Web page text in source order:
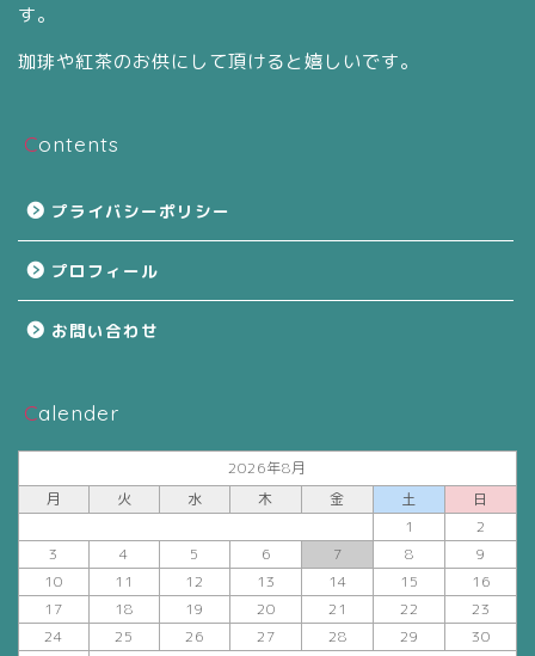
す。
珈琲や紅茶のお供にして頂けると嬉しいです。
Contents
プライバシーポリシー
プロフィール
お問い合わせ
Calender
2026年8月
月
火 水 木 金 土
日
1
2
3
4 5 6 7 8
9
10
11 12 13 14 15
16
17
18 19 20 21 22
23
24
25 26 27 28 29
30